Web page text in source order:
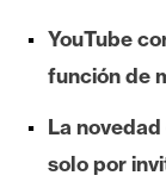
e
r
e
u
YouTube
función de
La
solo por